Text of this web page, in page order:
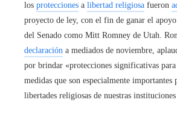
los protecciones a libertad religiosa fueron
proyecto de ley, con el fin de ganar el
del Senado como Mitt Romney de Utah.
declaración a mediados de noviembre,
por brindar «protecciones significativas
medidas que son especialmente importantes
libertades religiosas de nuestras